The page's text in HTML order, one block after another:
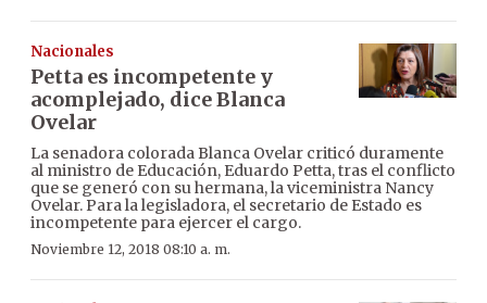
Nacionales
Petta es incompetente y
acomplejado, dice Blanca
Ovelar
La senadora colorada Blanca Ovelar criticó duramente
al ministro de Educación, Eduardo Petta, tras el conflicto
que se generó con su hermana, la viceministra Nancy
Ovelar. Para la legisladora, el secretario de Estado es
incompetente para ejercer el cargo.
Noviembre 12, 2018 08:10 a. m.